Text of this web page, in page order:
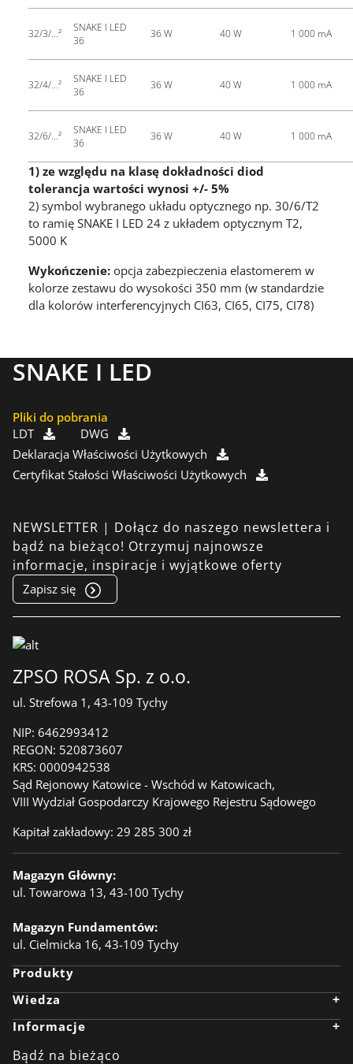
32/3/...²
SNAKE I LED
36
36 W 40 W 1 000 mA
32/4/...²
SNAKE I LED
36
36 W 40 W 1 000 mA
32/6/...²
SNAKE I LED
36
36 W 40 W 1 000 mA
1) ze względu na klasę dokładności diod
tolerancja wartości wynosi +/- 5%
2) symbol wybranego układu optycznego np. 30/6/T2
to ramię SNAKE I LED 24 z układem optycznym T2,
5000 K
Wykończenie: opcja zabezpieczenia elastomerem w
kolorze zestawu do wysokości 350 mm (w standardzie
dla kolorów interferencyjnych CI63, CI65, CI75, CI78)
SNAKE I LED
Pliki do pobrania
LDT
DWG
Deklaracja Właściwości Użytkowych
Certyfikat Stałości Właściwości Użytkowych
NEWSLETTER | Dołącz do naszego newslettera i
bądź na bieżąco! Otrzymuj najnowsze
informacje, inspiracje i wyjątkowe oferty
Zapisz się
ZPSO ROSA Sp. z o.o.
ul. Strefowa 1, 43-109 Tychy
NIP: 6462993412
REGON: 520873607
KRS: 0000942538
Sąd Rejonowy Katowice - Wschód w Katowicach,
VIII Wydział Gospodarczy Krajowego Rejestru Sądowego
Kapitał zakładowy: 29 285 300 zł
Magazyn Główny:
ul. Towarowa 13, 43-100 Tychy
Magazyn Fundamentów:
ul. Cielmicka 16, 43-109 Tychy
Produkty
Wiedza
+
Kompletator
Anodownia
Informacje +
Kariera
Bądź na bieżąco